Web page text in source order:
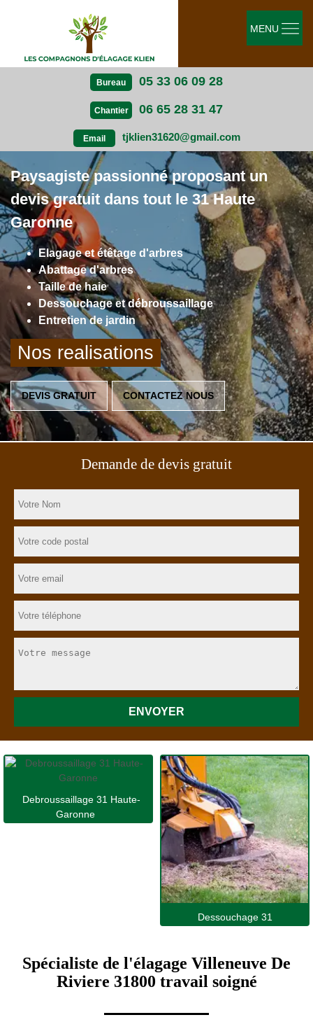
Bureau 05 33 06 09 28
Chantier 06 65 28 31 47
Email tjklien31620@gmail.com
MENU
Paysagiste passionné proposant un
devis gratuit dans tout le 31 Haute
Garonne
Elagage et étêtage d'arbres
Abattage d'arbres
Taille de haie
Dessouchage et débroussaillage
Entretien de jardin
Nos realisations
DEVIS GRATUIT CONTACTEZ NOUS
Demande de devis gratuit
Debroussaillage 31 Haute-
Garonne
Dessouchage 31
Spécialiste de l'élagage Villeneuve De
Riviere 31800 travail soigné